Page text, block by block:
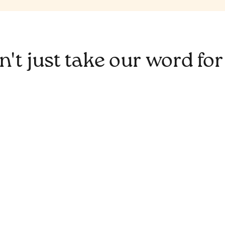
just take our word